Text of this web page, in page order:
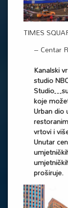
TIMES
– Centar
Kanalski
studio
koje
Urban dio
vrtovi i
Unutar
proširuje.